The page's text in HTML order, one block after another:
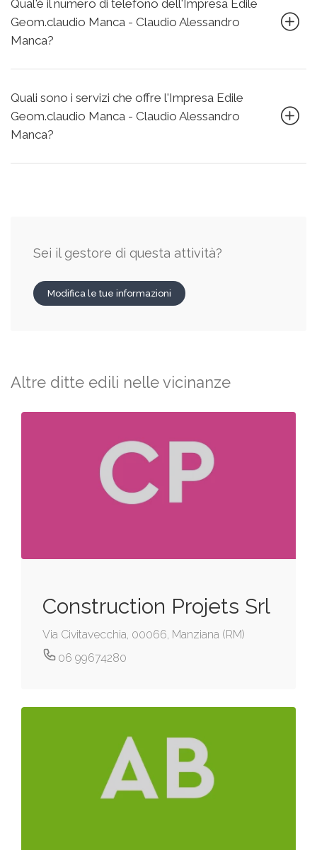
Qual'è il numero di telefono dell'Impresa Edile
Geom.claudio Manca - Claudio Alessandro
Manca?
Quali sono i servizi che offre l'Impresa Edile
Geom.claudio Manca - Claudio Alessandro
Manca?
Sei il gestore di questa attività?
Modifica le tue informazioni
Altre ditte edili nelle vicinanze
Construction Projets Srl
Via Civitavecchia, 00066, Manziana (RM)
06 99674280